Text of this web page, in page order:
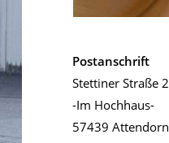
Postanschrift
Stettiner Straße 2
-Im Hochhaus-
57439 Attendorn